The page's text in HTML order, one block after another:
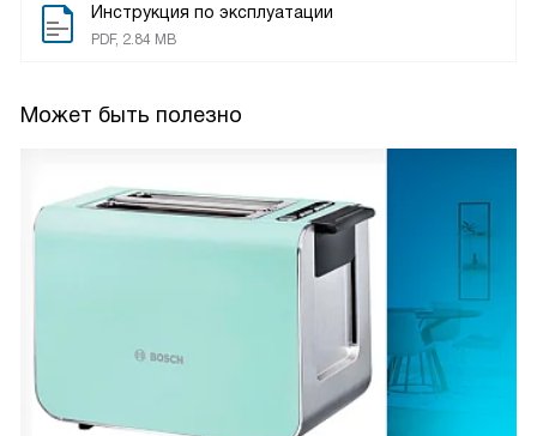
Инструкция по эксплуатации
PDF, 2.84 MB
Может быть полезно